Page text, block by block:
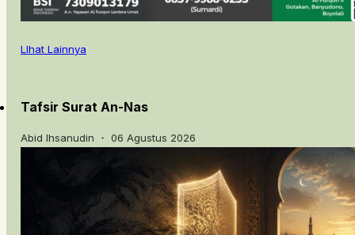
LIhat Lainnya
Tafsir Surat An-Nas
Abid Ihsanudin ・ 06 Agustus 2026